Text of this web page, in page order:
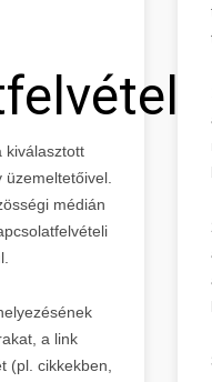
kiválasztott
médián
a link
(pl. cikkekben,